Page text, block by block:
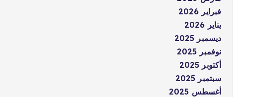
فبراير 2026
يناير 2026
ديسمبر 2025
نوفمبر 2025
أكتوبر 2025
سبتمبر 2025
أغسطس 2025